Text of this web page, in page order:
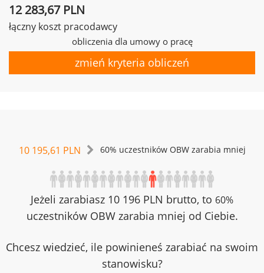
12 283,67 PLN
łączny koszt pracodawcy
obliczenia dla umowy o pracę
zmień kryteria obliczeń
10 195,61 PLN 60% uczestników OBW zarabia mniej
Jeżeli zarabiasz 10 196 PLN brutto, to 60%
uczestników OBW zarabia mniej od Ciebie.
Chcesz wiedzieć, ile powinieneś zarabiać na swoim
stanowisku?